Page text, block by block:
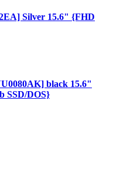
Silver 15.6" {FHD
black 15.6"
SSD/DOS}